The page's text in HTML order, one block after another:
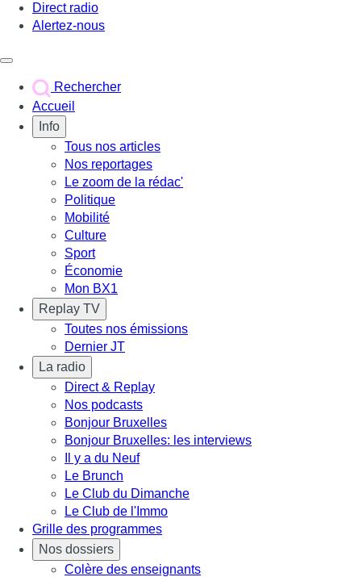
Direct radio
Alertez-nous
Rechercher
Accueil
Info
Tous nos articles
Nos reportages
Le zoom de la rédac'
Politique
Mobilité
Culture
Sport
Économie
Mon BX1
Replay TV
Toutes nos émissions
Dernier JT
La radio
Direct & Replay
Nos podcasts
Bonjour Bruxelles
Bonjour Bruxelles: les interviews
Il y a du Neuf
Le Brunch
Le Club du Dimanche
Le Club de l'Immo
Grille des programmes
Nos dossiers
Colère des enseignants